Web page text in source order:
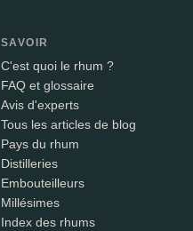
SAVOIR
C'est quoi le rhum ?
FAQ et glossaire
Avis d'experts
Tous les articles de blog
Pays du rhum
Distilleries
Embouteilleurs
Millésimes
Index des rhums